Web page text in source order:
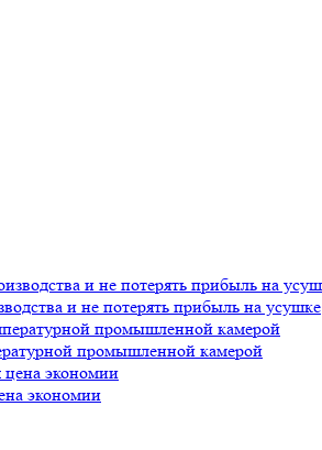
и не потерять прибыль на усушке
промышленной камерой
экономии